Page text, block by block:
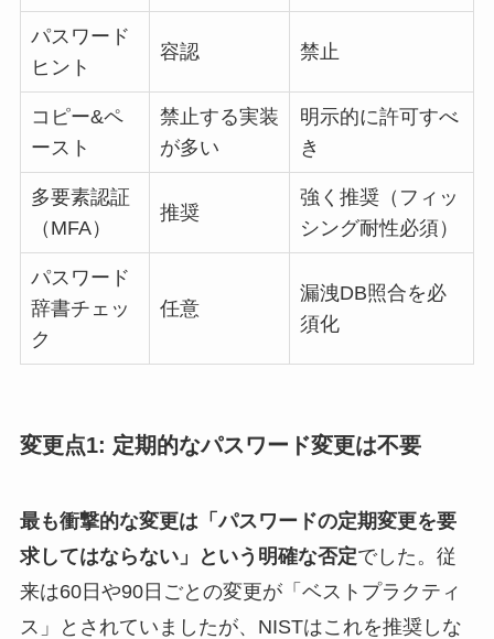
パスワード
ヒント
容認 禁止
コピー&ペ
ースト
禁止する実装
が多い
明示的に許可すべ
き
多要素認証
（MFA）
推奨
強く推奨（フィッ
シング耐性必須）
パスワード
辞書チェッ
ク
任意
漏洩DB照合を必
須化
変更点1: 定期的なパスワード変更は不要
最も衝撃的な変更は「パスワードの定期変更を要
求してはならない」という明確な否定でした。従
来は60日や90日ごとの変更が「ベストプラクティ
ス」とされていましたが、NISTはこれを推奨しな